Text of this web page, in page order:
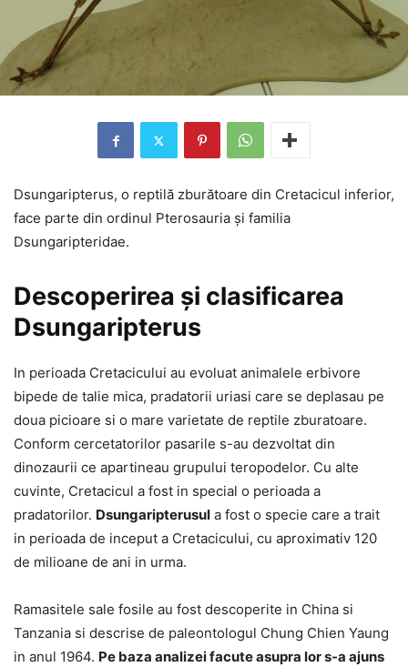
Dsungaripterus, o reptilă zburătoare din Cretacicul inferior,
face parte din ordinul Pterosauria și familia
Dsungaripteridae.
Descoperirea și clasificarea
Dsungaripterus
In perioada Cretacicului au evoluat animalele erbivore
bipede de talie mica, pradatorii uriasi care se deplasau pe
doua picioare si o mare varietate de reptile zburatoare.
Conform cercetatorilor pasarile s-au dezvoltat din
dinozaurii ce apartineau grupului teropodelor. Cu alte
cuvinte, Cretacicul a fost in special o perioada a
pradatorilor. Dsungaripterusul a fost o specie care a trait
in perioada de inceput a Cretacicului, cu aproximativ 120
de milioane de ani in urma.
Ramasitele sale fosile au fost descoperite in China si
Tanzania si descrise de paleontologul Chung Chien Yaung
in anul 1964. Pe baza analizei facute asupra lor s-a ajuns